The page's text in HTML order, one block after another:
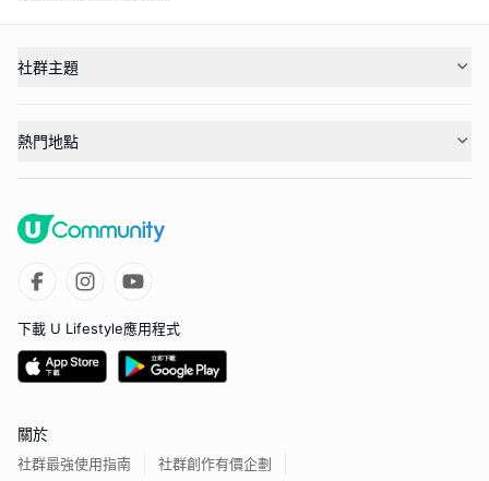
社群主題
熱門地點
下載 U Lifestyle應用程式
關於
社群最強使用指南 社群創作有價企劃